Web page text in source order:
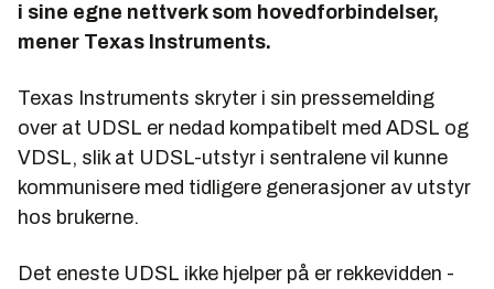
i sine egne nettverk som hovedforbindelser,
mener Texas Instruments.
Texas Instruments skryter i sin pressemelding
over at UDSL er nedad kompatibelt med ADSL og
VDSL, slik at UDSL-utstyr i sentralene vil kunne
kommunisere med tidligere generasjoner av utstyr
hos brukerne.
Det eneste UDSL ikke hjelper på er rekkevidden -